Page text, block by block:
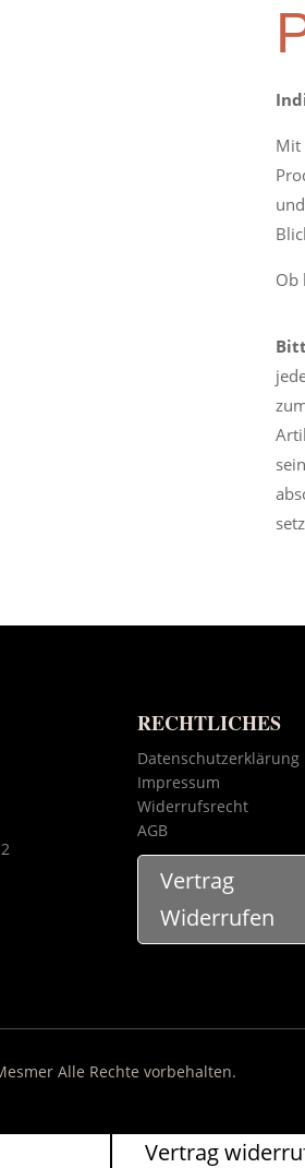
Mit
Ob
RECHTLICHES
Datenschutzerklärung
Impressum
Widerrufsrecht
AGB
Vertrag
Widerrufen
Alle Rechte vorbehalten.
Vertrag